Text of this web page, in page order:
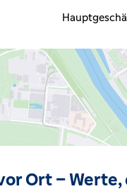
Ort –